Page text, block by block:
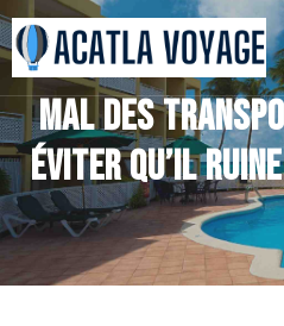
Mal des
éviter qu’il